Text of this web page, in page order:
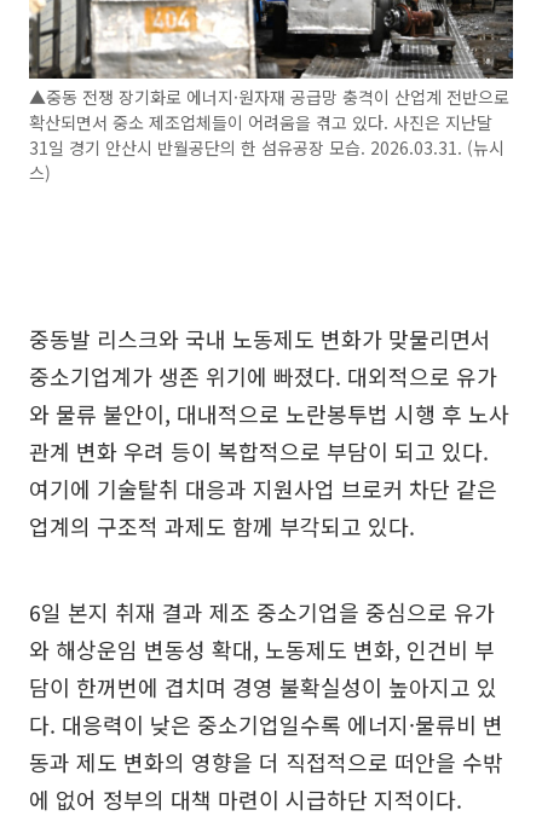
▲중동 전쟁 장기화로 에너지·원자재 공급망 충격이 산업계 전반으로
확산되면서 중소 제조업체들이 어려움을 겪고 있다. 사진은 지난달
31일 경기 안산시 반월공단의 한 섬유공장 모습. 2026.03.31. (뉴시
스)
중동발 리스크와 국내 노동제도 변화가 맞물리면서
중소기업계가 생존 위기에 빠졌다. 대외적으로 유가
와 물류 불안이, 대내적으로 노란봉투법 시행 후 노사
관계 변화 우려 등이 복합적으로 부담이 되고 있다.
여기에 기술탈취 대응과 지원사업 브로커 차단 같은
업계의 구조적 과제도 함께 부각되고 있다.
6일 본지 취재 결과 제조 중소기업을 중심으로 유가
와 해상운임 변동성 확대, 노동제도 변화, 인건비 부
담이 한꺼번에 겹치며 경영 불확실성이 높아지고 있
다. 대응력이 낮은 중소기업일수록 에너지·물류비 변
동과 제도 변화의 영향을 더 직접적으로 떠안을 수밖
에 없어 정부의 대책 마련이 시급하단 지적이다.